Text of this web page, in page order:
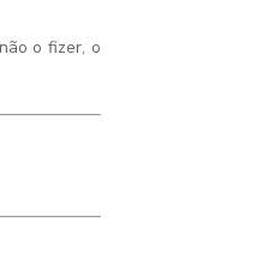
o fizer, o